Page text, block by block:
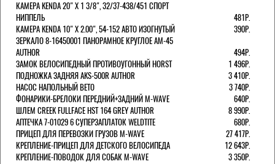
КАМЕРА KENDA 20" Х 1 3/8", 32/37-438/451 СПОРТ
НИППЕЛЬ
481Р.
КАМЕРА KENDA 10" Х 2.00", 54-152 АВТО ИЗОГНУТЫЙ
390Р.
ЗЕРКАЛО 8-16450001 ПАНОРАМНОЕ КРУГЛОЕ AM-45
AUTHOR
494Р.
ЗАМОК ВЕЛОСИПЕДНЫЙ ПРОТИВОУГОННЫЙ HORST
1 496Р.
ПОДНОЖКА ЗАДНЯЯ AKS-500R AUTHOR
3 410Р.
НАСОС НАПОЛЬНЫЙ BETO
3 740Р.
ФОНАРИКИ-БРЕЛОКИ ПЕРЕДНИЙ+ЗАДНИЙ M-WAVE
640Р.
ШЛЕМ CREEK FULLFACE HST 164 GREY AUTHOR
8 990Р.
АПТЕЧКА 7-01029 6 СУПЕРЗАПЛАТОК WELDTITE
680Р.
ПРИЦЕП ДЛЯ ПЕРЕВОЗКИ ГРУЗОВ M-WAVE
27 417Р.
КРЕПЛЕНИЕ-ПРИЦЕП ДЛЯ ДЕТСКОГО ВЕЛОСИПЕДА
12 643Р.
КРЕПЛЕНИЕ-ПОВОДОК ДЛЯ СОБАК M-WAVE
3 350Р.